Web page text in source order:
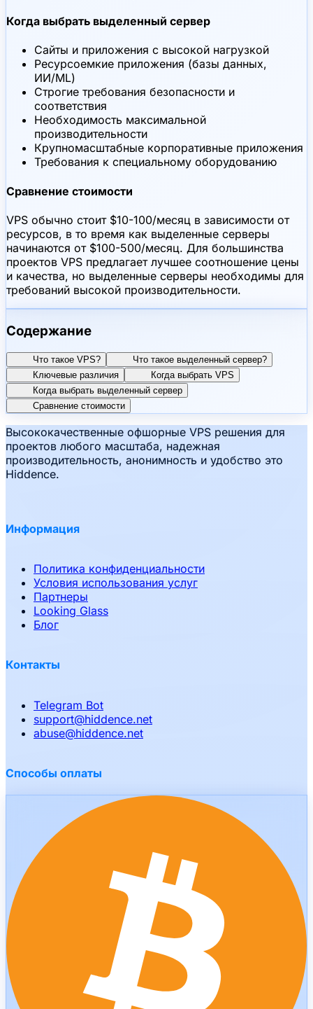
Когда выбрать выделенный сервер
Сайты и приложения с высокой нагрузкой
Ресурсоемкие приложения (базы данных,
ИИ/ML)
Строгие требования безопасности и
соответствия
Необходимость максимальной
производительности
Крупномасштабные корпоративные приложения
Требования к специальному оборудованию
Сравнение стоимости
VPS обычно стоит $10-100/месяц в зависимости от
ресурсов, в то время как выделенные серверы
начинаются от $100-500/месяц. Для большинства
проектов VPS предлагает лучшее соотношение цены
и качества, но выделенные серверы необходимы для
требований высокой производительности.
Содержание
Что такое VPS?
Что такое выделенный сервер?
Ключевые различия
Когда выбрать VPS
Когда выбрать выделенный сервер
Сравнение стоимости
Высококачественные офшорные VPS решения для
проектов любого масштаба, надежная
производительность, анонимность и удобство это
Hiddence.
Информация
Политика конфиденциальности
Условия использования услуг
Партнеры
Looking Glass
Блог
Контакты
Telegram Bot
support@hiddence.net
abuse@hiddence.net
Способы оплаты